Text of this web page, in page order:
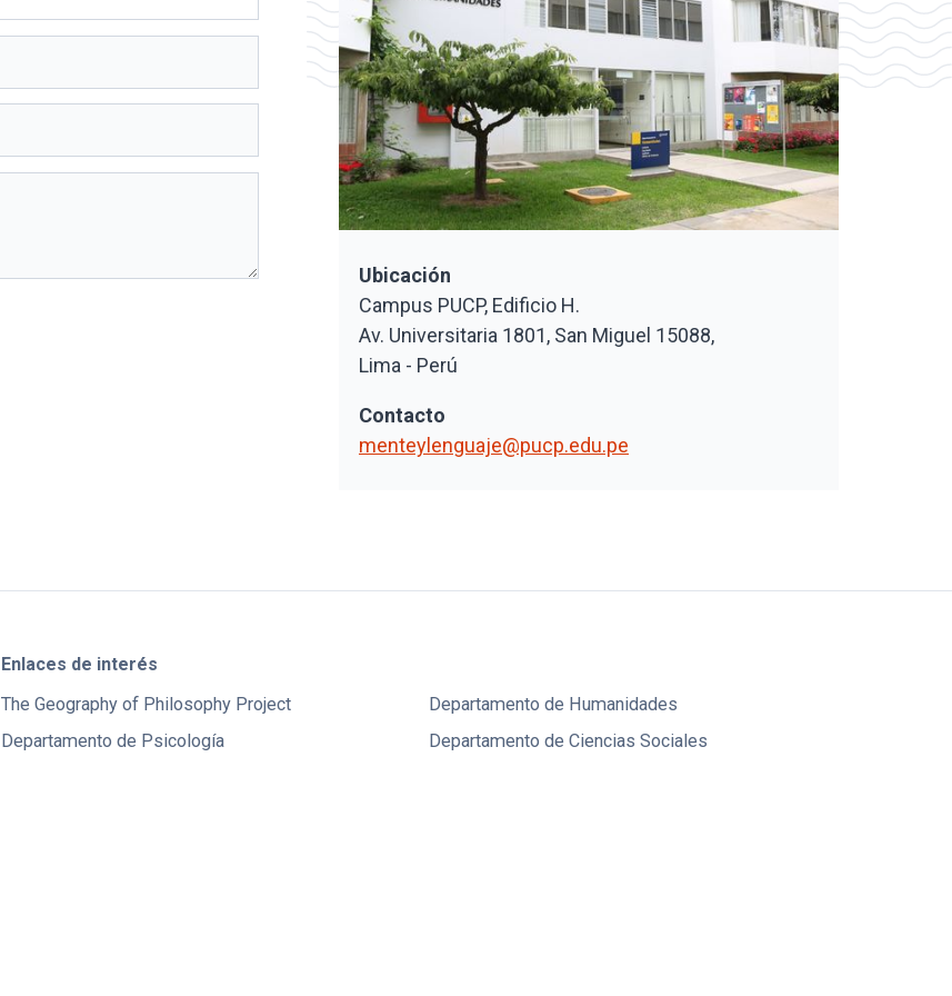
Ubicación
Campus PUCP, Edificio H.
Av. Universitaria 1801, San Miguel 15088,
Lima - Perú
Contacto
menteylenguaje@pucp.edu.pe
Enlaces de interés
The Geography of Philosophy Project
Departamento de Humanidades
Departamento de Psicología
Departamento de Ciencias Sociales